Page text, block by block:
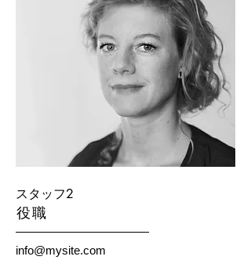
スタッフ2
役職
info@mysite.com